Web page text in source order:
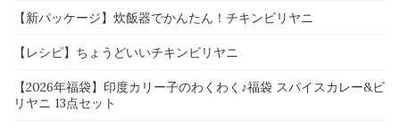
【新パッケージ】炊飯器でかんたん！チキンビリヤニ
【レシピ】ちょうどいいチキンビリヤニ
【2026年福袋】印度カリー子のわくわく♪福袋 スパイスカレー&ビ
リヤニ 13点セット